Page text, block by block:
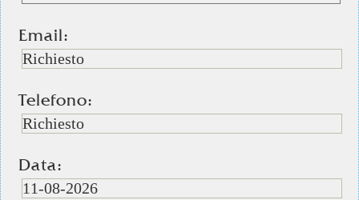
Email:
Telefono:
Data: